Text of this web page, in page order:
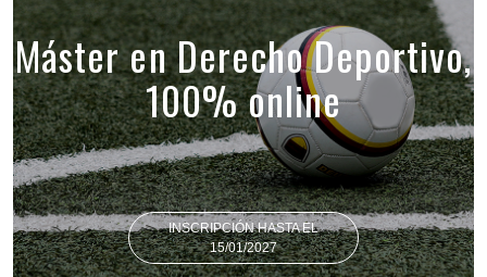
Máster en Derecho Deportivo,
100% online
INSCRIPCIÓN HASTA EL
15/01/2027